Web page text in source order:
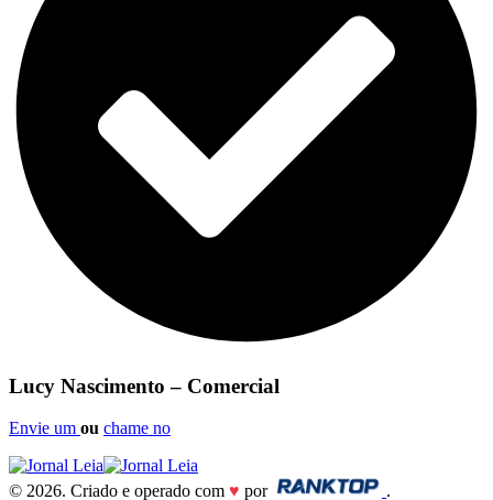
Lucy Nascimento – Comercial
Envie um ou chame no
© 2026. Criado e operado com ♥ por .